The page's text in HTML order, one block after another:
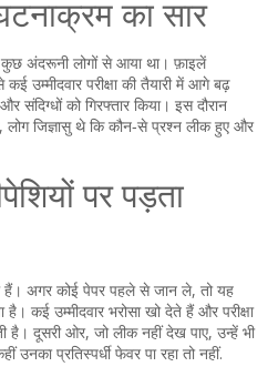
का सार
कुछ अंदरूनी लोगों से आया था। फ़ाइलें
उम्मीदवार परीक्षा की तैयारी में आगे बढ़
को गिरफ्तार किया। इस दौरान
लोग जिज्ञासु थे कि कौन‑से प्रश्न लीक हुए और
पर पड़ता
हैं। अगर कोई पेपर पहले से जान ले, तो यह
है। कई उम्मीदवार भरोसा खो देते हैं और परीक्षा
है। दूसरी ओर, जो लीक नहीं देख पाए, उन्हें भी
उनका प्रतिस्पर्धी फेवर पा रहा तो नहीं.